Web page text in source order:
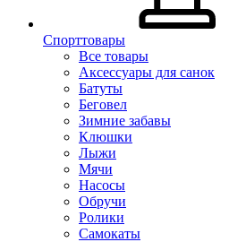
Спорттовары
Все товары
Аксессуары для санок
Батуты
Беговел
Зимние забавы
Клюшки
Лыжи
Мячи
Насосы
Обручи
Ролики
Самокаты